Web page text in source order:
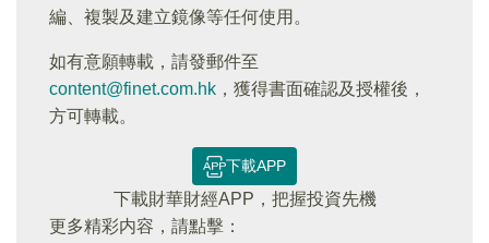
編、複製及建立鏡像等任何使用。
如有意願轉載，請發郵件至
content@finet.com.hk ，獲得書面確認及授權後，
方可轉載。
下載APP
下載財華財經APP，把握投資先機
更多精彩内容，請點擊：